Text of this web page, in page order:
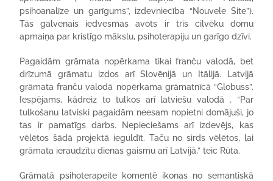
psihoanalīze un garīgums”, izdevniecība “Nouvele Site”).
Tās galvenais iedvesmas avots ir trīs cilvēku domu
apmaiņa par kristīgo mākslu, psihoterapiju un garīgo dzīvi.
Pagaidām grāmata nopērkama tikai franču valodā, bet
drīzumā grāmatu izdos arī Slovēnijā un Itālijā. Latvijā
grāmata franču valodā nopērkama grāmatnīcā “Globuss”.
Iespējams, kādreiz to tulkos arī latviešu valodā . “Par
tulkošanu latviski pagaidām neesam nopietni domājuši, jo
tas ir pamatīgs darbs. Nepieciešams arī izdevējs, kas
vēlētos šādā projektā ieguldīt. Taču no sirds vēlētos, lai
grāmata ieraudzītu dienas gaismu arī Latvijā,” teic Rūta.
Grāmatā psihoterapeite komentē ikonas no semantiskā